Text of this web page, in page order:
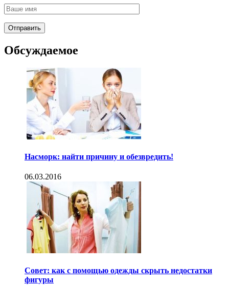
Обсуждаемое
Насморк: найти причину и обезвредить!
06.03.2016
Совет: как с помощью одежды скрыть недостатки
фигуры